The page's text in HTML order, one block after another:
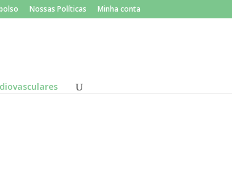
Nossas Políticas Minha conta